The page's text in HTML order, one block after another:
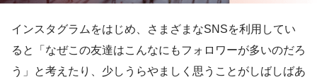
インスタグラムをはじめ、さまざまなSNSを利用してい
ると「なぜこの友達はこんなにもフォロワーが多いのだろ
う」と考えたり、少しうらやましく思うことがしばしばあ